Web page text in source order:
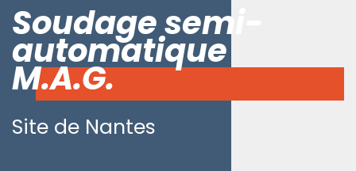
Soudage semi-
automatique
M.A.G.
Site de Nantes